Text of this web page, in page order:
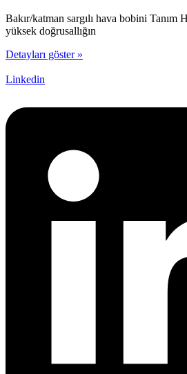
Bakır/katman sargılı hava bobini
yüksek doğrusallığın
Detayları göster »
Linkedin